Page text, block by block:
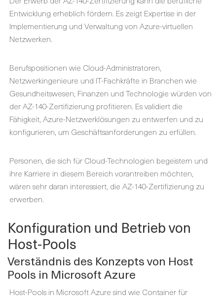
Entwicklung erheblich fördern. Es zeigt Expertise in der
Implementierung und Verwaltung von Azure-virtuellen
Netzwerken.
Berufspositionen wie Cloud-Administratoren,
Netzwerkingenieure und IT-Fachkräfte in Branchen wie
Gesundheitswesen, Finanzen und Technologie würden von
der AZ-140-Zertifizierung profitieren. Es validiert die
Fähigkeit, Azure-Netzwerklösungen zu entwerfen und zu
konfigurieren, um Geschäftsanforderungen zu erfüllen.
Personen, die sich für Cloud-Technologien begeistern und
ihre Karriere in diesem Bereich vorantreiben möchten,
wären sehr daran interessiert, die AZ-140-Zertifizierung zu
erwerben.
Konfiguration und Betrieb von
Host-Pools
Verständnis des Konzepts von Host
Pools in Microsoft Azure
Host-Pools in Microsoft Azure sind wie Container für